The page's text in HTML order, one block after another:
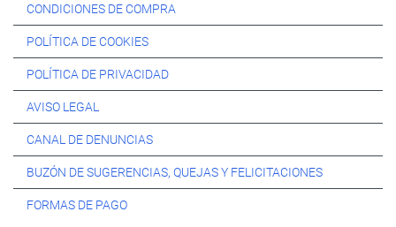
CONDICIONES DE COMPRA
POLÍTICA DE COOKIES
POLÍTICA DE PRIVACIDAD
AVISO LEGAL
CANAL DE DENUNCIAS
BUZÓN DE SUGERENCIAS, QUEJAS Y FELICITACIONES
FORMAS DE PAGO